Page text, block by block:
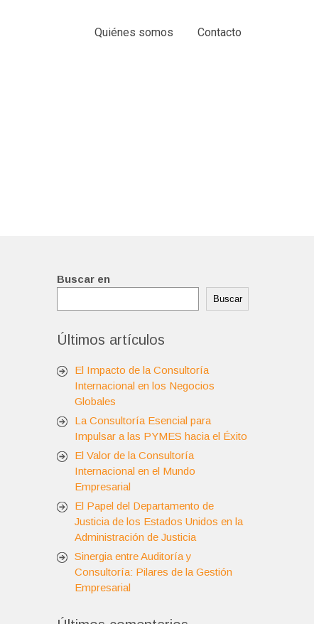
Quiénes somos Contacto
Buscar en
Buscar
Últimos artículos
El Impacto de la Consultoría
Internacional en los Negocios
Globales
La Consultoría Esencial para
Impulsar a las PYMES hacia el Éxito
El Valor de la Consultoría
Internacional en el Mundo
Empresarial
El Papel del Departamento de
Justicia de los Estados Unidos en la
Administración de Justicia
Sinergia entre Auditoría y
Consultoría: Pilares de la Gestión
Empresarial